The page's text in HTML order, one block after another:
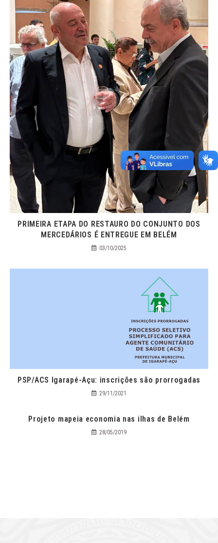
PRIMEIRA ETAPA DO RESTAURO DO CONJUNTO DOS
MERCEDÁRIOS É ENTREGUE EM BELÉM
03/10/2025
PSP/ACS Igarapé-Açu: inscrições são prorrogadas
29/11/2021
Projeto mapeia economia nas ilhas de Belém
28/05/2019